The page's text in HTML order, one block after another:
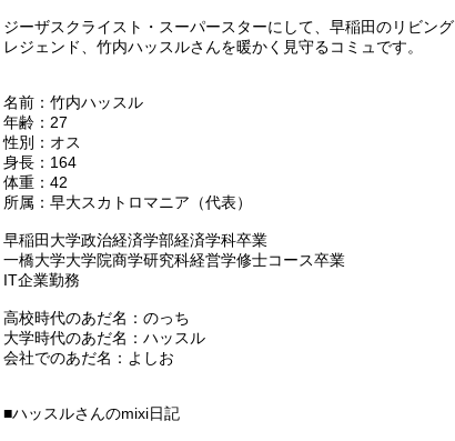
ジーザスクライスト・スーパースターにして、早稲田のリビング
レジェンド、竹内ハッスルさんを暖かく見守るコミュです。
名前：竹内ハッスル
年齢：27
性別：オス
身長：164
体重：42
所属：早大スカトロマニア（代表）
早稲田大学政治経済学部経済学科卒業
一橋大学大学院商学研究科経営学修士コース卒業
IT企業勤務
高校時代のあだ名：のっち
大学時代のあだ名：ハッスル
会社でのあだ名：よしお
■ハッスルさんのmixi日記